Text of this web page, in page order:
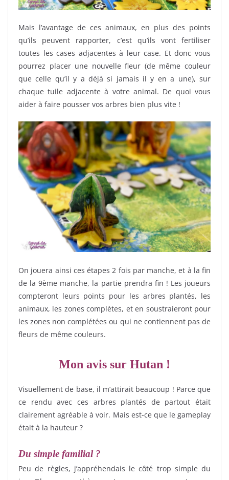
Mais l’avantage de ces animaux, en plus des points
qu’ils peuvent rapporter, c’est qu’ils vont fertiliser
toutes les cases adjacentes à leur case. Et donc vous
pourrez placer une nouvelle fleur (de même couleur
que celle qu’il y a déjà si jamais il y en a une), sur
chaque tuile adjacente à votre animal. De quoi vous
aider à faire pousser vos arbres bien plus vite !
On jouera ainsi ces étapes 2 fois par manche, et à la fin
de la 9ème manche, la partie prendra fin ! Les joueurs
compteront leurs points pour les arbres plantés, les
animaux, les zones complètes, et en soustraieront pour
les zones non complétées ou qui ne contiennent pas de
fleurs de même couleurs.
Mon avis sur Hutan !
Visuellement de base, il m’attirait beaucoup ! Parce que
ce rendu avec ces arbres plantés de partout était
clairement agréable à voir. Mais est-ce que le gameplay
était à la hauteur ?
Du simple familial ?
Peu de règles, j’appréhendais le côté trop simple du